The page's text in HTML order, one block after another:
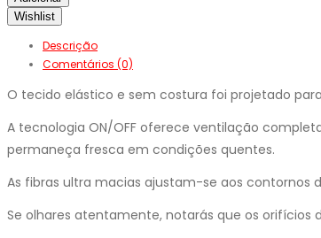
Wishlist
Descrição
Comentários (0)
O tecido elástico e sem costura foi projetado
A tecnologia ON/OFF oferece ventilação
permaneça fresca em condições quentes.
As fibras ultra macias ajustam-se aos contornos
Se olhares atentamente, notarás que os